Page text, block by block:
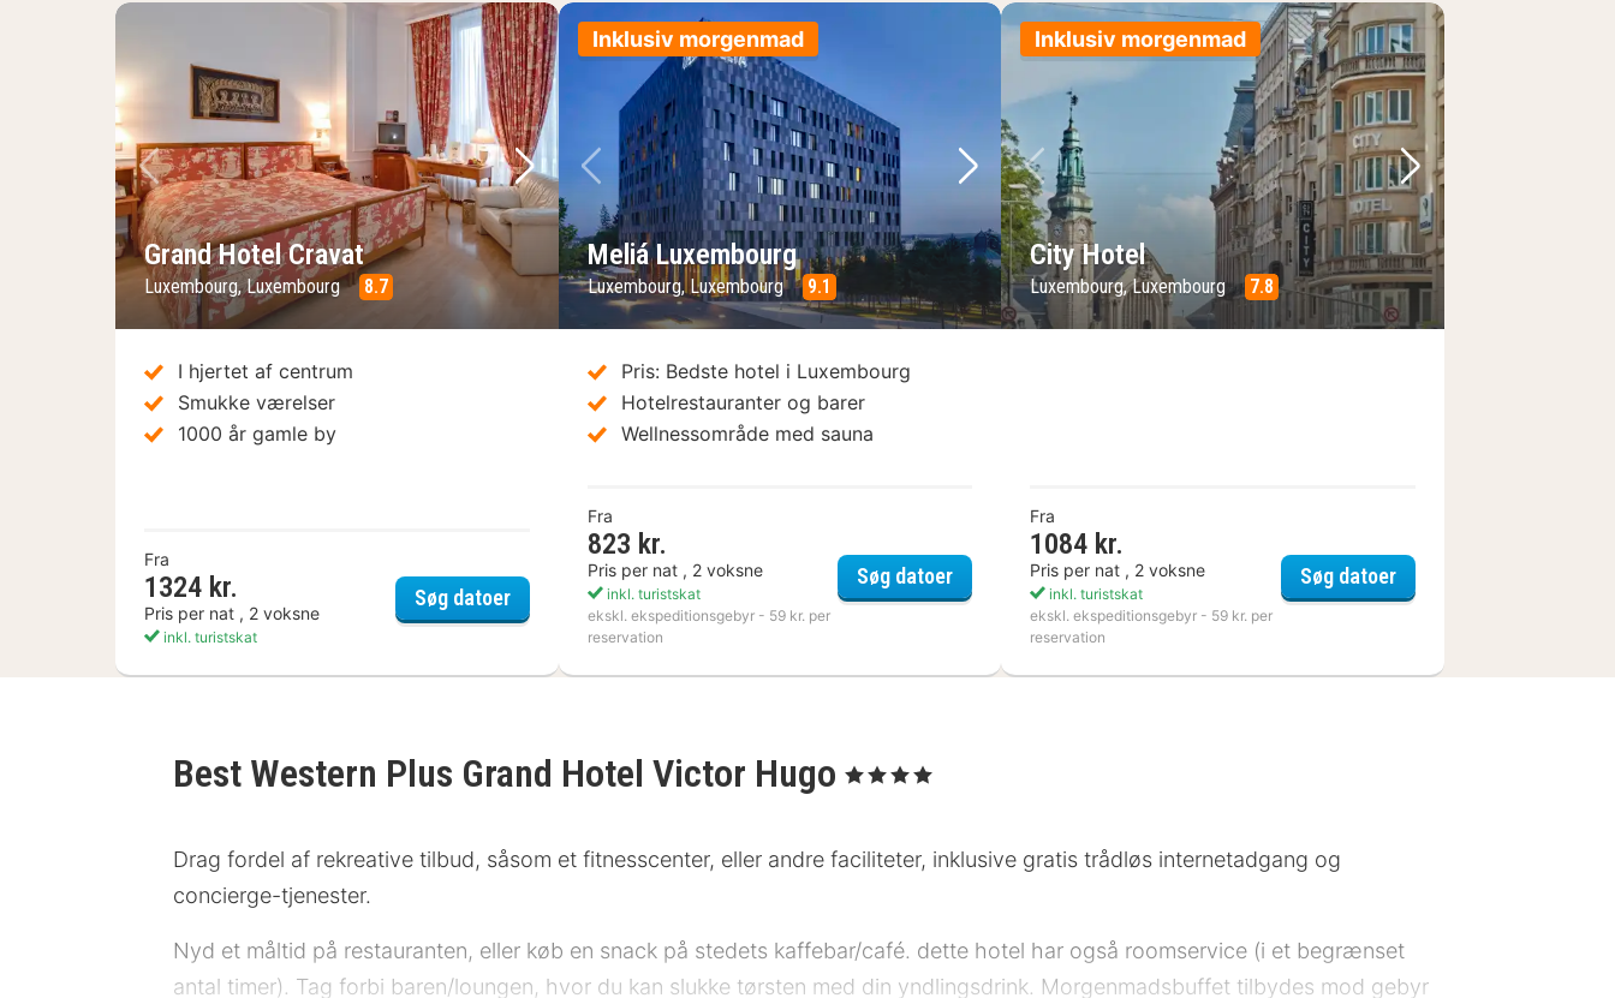
Forrige billede
Næste billede
Grand Hotel Cravat
Luxembourg, Luxembourg 8.7
I hjertet af centrum
Smukke værelser
1000 år gamle by
Fra
1324 kr.
Pris per nat , 2 voksne
inkl. turistskat
Søg datoerGrand Hotel Cravat
Inklusiv morgenmad
Forrige billede
Næste billede
Meliá Luxembourg
Luxembourg, Luxembourg 9.1
Pris: Bedste hotel i Luxembourg
Hotelrestauranter og barer
Wellnessområde med sauna
Fra
823 kr.
Pris per nat , 2 voksne
inkl. turistskat
ekskl. ekspeditionsgebyr - 59 kr. per
reservation
Søg datoerMeliá Luxembourg
Inklusiv morgenmad
Forrige billede
Næste billede
City Hotel
Luxembourg, Luxembourg 7.8
Fra
1084 kr.
Pris per nat , 2 voksne
inkl. turistskat
ekskl. ekspeditionsgebyr - 59 kr. per
reservation
Søg datoerCity Hotel
Best Western Plus Grand Hotel Victor Hugo , 4 Stjerner
Drag fordel af rekreative tilbud, såsom et fitnesscenter, eller andre faciliteter, inklusive gratis trådløs internetadgang og
concierge-tjenester.
Nyd et måltid på restauranten, eller køb en snack på stedets kaffebar/café. dette hotel har også roomservice (i et begrænset
antal timer). Tag forbi baren/loungen, hvor du kan slukke tørsten med din yndlingsdrink. Morgenmadsbuffet tilbydes mod gebyr